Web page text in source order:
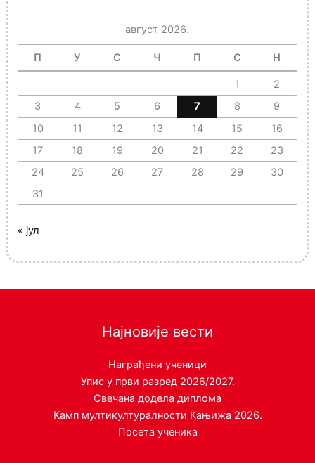
август 2026.
П У С Ч П С Н
1
2
3
4 5 6 7 8
9
10
11 12 13 14 15
16
17
18 19 20 21 22
23
24
25 26 27 28 29
30
31
« јул
Најновије вести
Награђени ученици
Упис у први разред 2026/2027.
Свечана додела диплома
Камп мултикултуралности Кањижа 2026.
Посета ученика